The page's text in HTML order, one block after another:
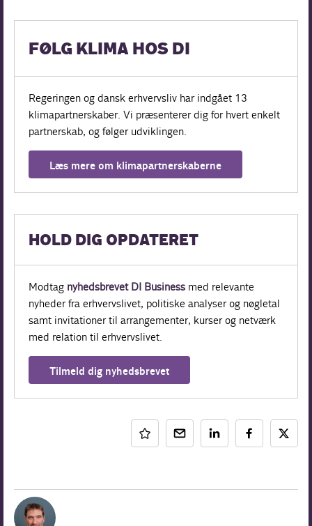
FØLG KLIMA HOS DI
Regeringen og dansk erhvervsliv har indgået 13
klimapartnerskaber. Vi præsenterer dig for hvert enkelt
partnerskab, og følger udviklingen.
Læs mere om klimapartnerskaberne
HOLD DIG OPDATERET
Modtag nyhedsbrevet DI Business med relevante
nyheder fra erhvervslivet, politiske analyser og nøgletal
samt invitationer til arrangementer, kurser og netværk
med relation til erhvervslivet.
Tilmeld dig nyhedsbrevet